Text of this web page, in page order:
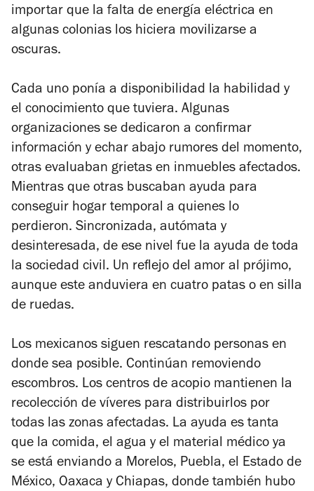
importar que la falta de energía eléctrica en
algunas colonias los hiciera movilizarse a
oscuras.
Cada uno ponía a disponibilidad la habilidad y
el conocimiento que tuviera. Algunas
organizaciones se dedicaron a confirmar
información y echar abajo rumores del momento,
otras evaluaban grietas en inmuebles afectados.
Mientras que otras buscaban ayuda para
conseguir hogar temporal a quienes lo
perdieron. Sincronizada, autómata y
desinteresada, de ese nivel fue la ayuda de toda
la sociedad civil. Un reflejo del amor al prójimo,
aunque este anduviera en cuatro patas o en silla
de ruedas.
Los mexicanos siguen rescatando personas en
donde sea posible. Continúan removiendo
escombros. Los centros de acopio mantienen la
recolección de víveres para distribuirlos por
todas las zonas afectadas. La ayuda es tanta
que la comida, el agua y el material médico ya
se está enviando a Morelos, Puebla, el Estado de
México, Oaxaca y Chiapas, donde también hubo